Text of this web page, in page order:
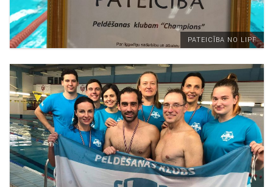
PATEICĪBA NO LIPF